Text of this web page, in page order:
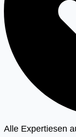
Alle Expertiesen